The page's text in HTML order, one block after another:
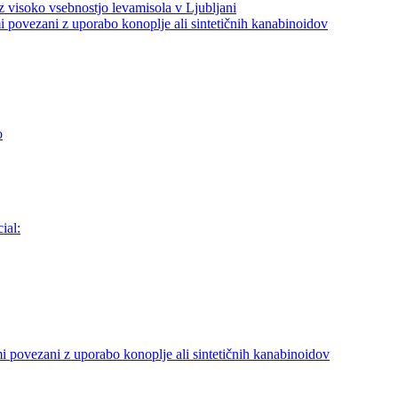
visoko vsebnostjo levamisola v Ljubljani
povezani z uporabo konoplje ali sintetičnih kanabinoidov
povezani z uporabo konoplje ali sintetičnih kanabinoidov